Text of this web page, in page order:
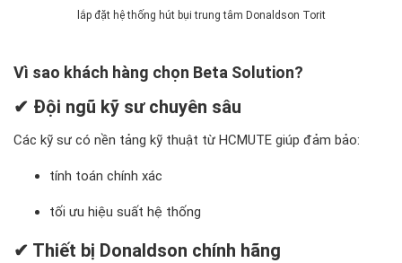
lắp đặt hệ thống hút bụi trung tâm Donaldson Torit
Vì sao khách hàng chọn Beta Solution?
✔ Đội ngũ kỹ sư chuyên sâu
Các kỹ sư có nền tảng kỹ thuật từ HCMUTE giúp đảm bảo:
tính toán chính xác
tối ưu hiệu suất hệ thống
✔ Thiết bị Donaldson chính hãng